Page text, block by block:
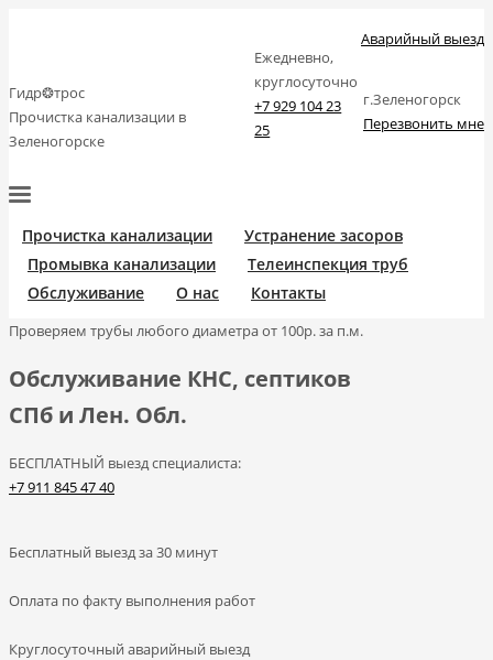
Гидр❂трос
Прочистка канализации в
Зеленогорске
Ежедневно,
круглосуточно
+7 929 104 23
25
Аварийный выезд
г.Зеленогорск
Перезвонить мне
Прочистка канализации
Устранение засоров
Промывка канализации
Телеинспекция труб
Обслуживание
О нас Контакты
Проверяем трубы любого диаметра от 100р. за п.м.
Обслуживание КНС, септиков
СПб и Лен. Обл.
БЕСПЛАТНЫЙ выезд специалиста:
+7 911 845 47 40
Бесплатный выездза 30 минут
Оплата по факту выполнения работ
Круглосуточный аварийный выезд